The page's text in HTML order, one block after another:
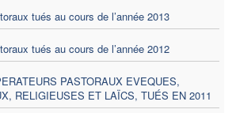
tués au cours de l’année 2013
tués au cours de l’année 2012
PASTORAUX EVEQUES,
RELIGIEUSES ET LAÏCS, TUÉS EN 2011